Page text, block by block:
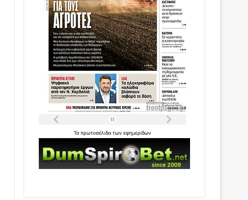
Ταπρωτοσέλιδατωνεφημερίδων